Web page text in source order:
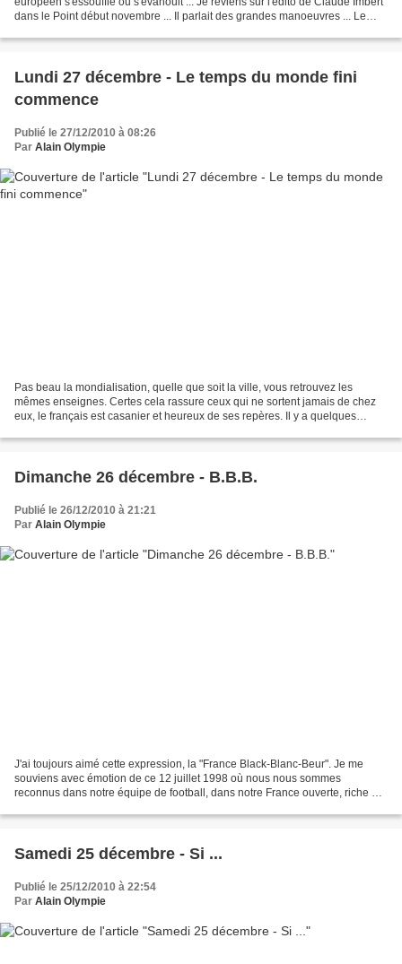
dans le Point début novembre ... Il parlait des grandes manoeuvres ... Le
Lundi 27 décembre - Le temps du monde fini
commence
Publié le 27/12/2010 à 08:26
Par Alain Olympie
Pas beau la mondialisation, quelle que soit la ville, vous retrouvez les
mêmes enseignes. Certes cela rassure ceux qui ne sortent jamais de chez
eux, le français est casanier et heureux de ses repères. Il y a quelques
Dimanche 26 décembre - B.B.B.
Publié le 26/12/2010 à 21:21
Par Alain Olympie
J'ai toujours aimé cette expression, la "France Black-Blanc-Beur". Je me
souviens avec émotion de ce 12 juillet 1998 où nous nous sommes
reconnus dans notre équipe de football, dans notre France ouverte, riche de
Samedi 25 décembre - Si ...
Publié le 25/12/2010 à 22:54
Par Alain Olympie